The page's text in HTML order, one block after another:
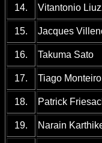
14. Vitantonio
15. Jacques
16. Takuma Sato
17. Tiago Monteiro
18. Patrick
19. Narain